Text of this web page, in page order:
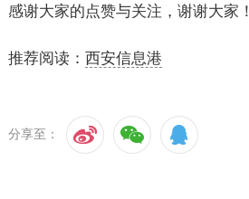
感谢大家的点赞与关注，谢谢大家！
推荐阅读： 西安信息港
分享至：